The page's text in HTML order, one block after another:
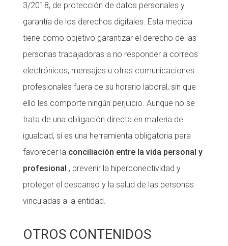
3/2018, de protección de datos personales y
garantía de los derechos digitales. Esta medida
tiene como objetivo garantizar el derecho de las
personas trabajadoras a no responder a correos
electrónicos, mensajes u otras comunicaciones
profesionales fuera de su horario laboral, sin que
ello les comporte ningún perjuicio. Aunque no se
trata de una obligación directa en materia de
igualdad, sí es una herramienta obligatoria para
favorecer la conciliación entre la vida personal y
profesional , prevenir la hiperconectividad y
proteger el descanso y la salud de las personas
vinculadas a la entidad.
OTROS CONTENIDOS